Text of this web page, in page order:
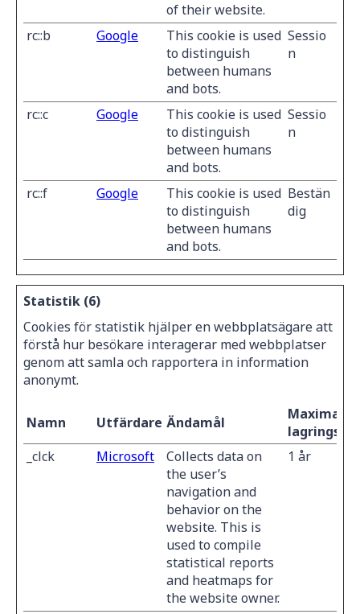
of their website.
rc::b
Google
This cookie is used
to distinguish
between humans
and bots.
Sessio
n
rc::c Google
This cookie is used
to distinguish
between humans
and bots.
Sessio
n
rc::f Google
This cookie is used
to distinguish
between humans
and bots.
Bestän
dig
Statistik (6)
Cookies för statistik hjälper en webbplatsägare att
förstå hur besökare interagerar med webbplatser
genom att samla och rapportera in information
anonymt.
Namn Utfärdare Ändamål
Maximal
lagringstid
_clck
Microsoft
Collects data on
the user’s
navigation and
behavior on the
website. This is
used to compile
statistical reports
and heatmaps for
the website owner.
1 år